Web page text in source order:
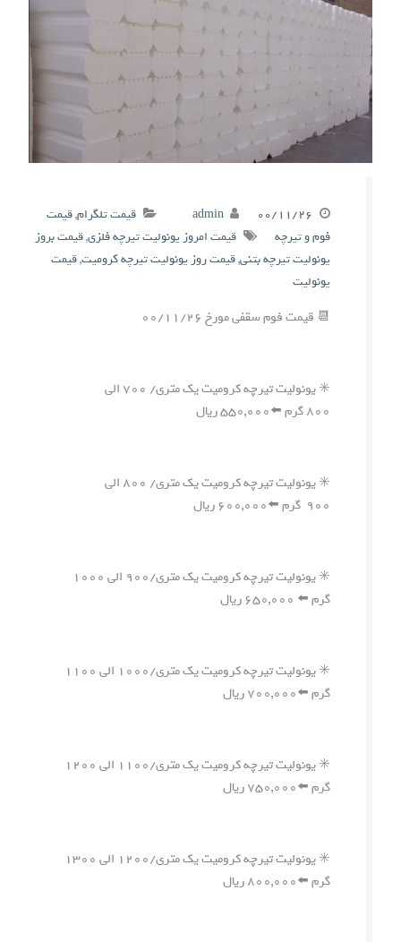
۰۰/۱۱/۲۶ admin قیمت تلگرام,قیمت
فوم و تیرچه
قیمت امروز یونولیت تیرچه فلزی,قیمت بروز
یونولیت تیرچه بتنی,قیمت روز یونولیت تیرچه کرومیت,قیمت
یونولیت
📆 قیمت فوم سقفی مورخ ۰۰/۱۱/۲۶
✳️ یونولیت تیرچه کرومیت یک متری/ ۷۰۰ الی
۸۰۰ گرم ⬅️۵۵۰,۰۰۰ ریال
✳️ یونولیت تیرچه کرومیت یک متری/ ۸۰۰ الی
۹۰۰ گرم ⬅️۶۰۰,۰۰۰ ریال
✳️ یونولیت تیرچه کرومیت یک متری/۹۰۰ الی ۱۰۰۰
گرم ⬅️ ۶۵۰,۰۰۰ ریال
✳️ یونولیت تیرچه کرومیت یک متری/۱۰۰۰ الی ۱۱۰۰
گرم ⬅️۷۰۰,۰۰۰ ریال
✳️ یونولیت تیرچه کرومیت یک متری/۱۱۰۰ الی ۱۲۰۰
گرم ⬅️۷۵۰,۰۰۰ ریال
✳️ یونولیت تیرچه کرومیت یک متری/۱۲۰۰ الی ۱۳۰۰
گرم ⬅️۸۰۰,۰۰۰ ریال